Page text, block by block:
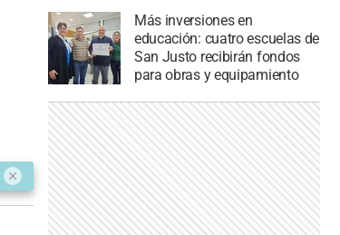
Más inversiones en
educación: cuatro escuelas de
San Justo recibirán fondos
para obras y equipamiento